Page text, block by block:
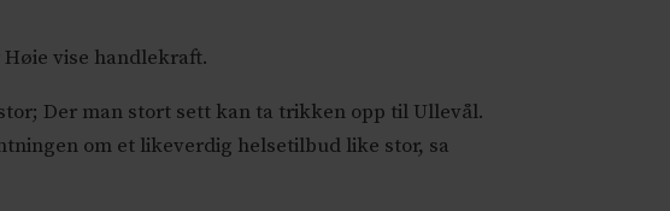
vise handlekraft.
Der man stort sett kan ta trikken opp til Ullevål.
om et likeverdig helsetilbud like stor, sa